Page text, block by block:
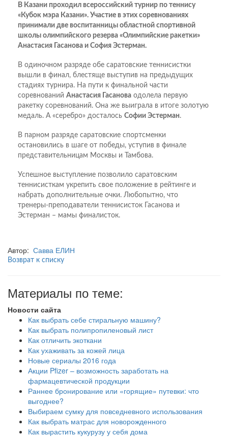
В Казани проходил всероссийский турнир по теннису
«Кубок мэра Казани». Участие в этих соревнованиях
принимали две воспитанницы областной спортивной
школы олимпийского резерва «Олимпийские ракетки»
Анастасия Гасанова и София Эстерман.
В одиночном разряде обе саратовские теннисистки
вышли в финал, блестяще выступив на предыдущих
стадиях турнира. На пути к финальной части
соревнований Анастасия Гасанова одолела первую
ракетку соревнований. Она же выиграла в итоге золотую
медаль. А «серебро» досталось Софии Эстерман.
В парном разряде саратовские спортсменки
остановились в шаге от победы, уступив в финале
представительницам Москвы и Тамбова.
Успешное выступление позволило саратовским
теннисисткам укрепить свое положение в рейтинге и
набрать дополнительные очки. Любопытно, что
тренеры-преподаватели теннисисток Гасанова и
Эстерман – мамы финалисток.
Автор: Савва ЕЛИН
Возврат к списку
Материалы по теме:
Новости сайта
Как выбрать себе стиральную машину?
Как выбрать полипропиленовый лист
Как отличить экоткани
Как ухаживать за кожей лица
Новые сериалы 2016 года
Акции Pfizer – возможность заработать на
фармацевтической продукции
Раннее бронирование или «горящие» путевки: что
выгоднее?
Выбираем сумку для повседневного использования
Как выбрать матрас для новорожденного
Как вырастить кукурузу у себя дома